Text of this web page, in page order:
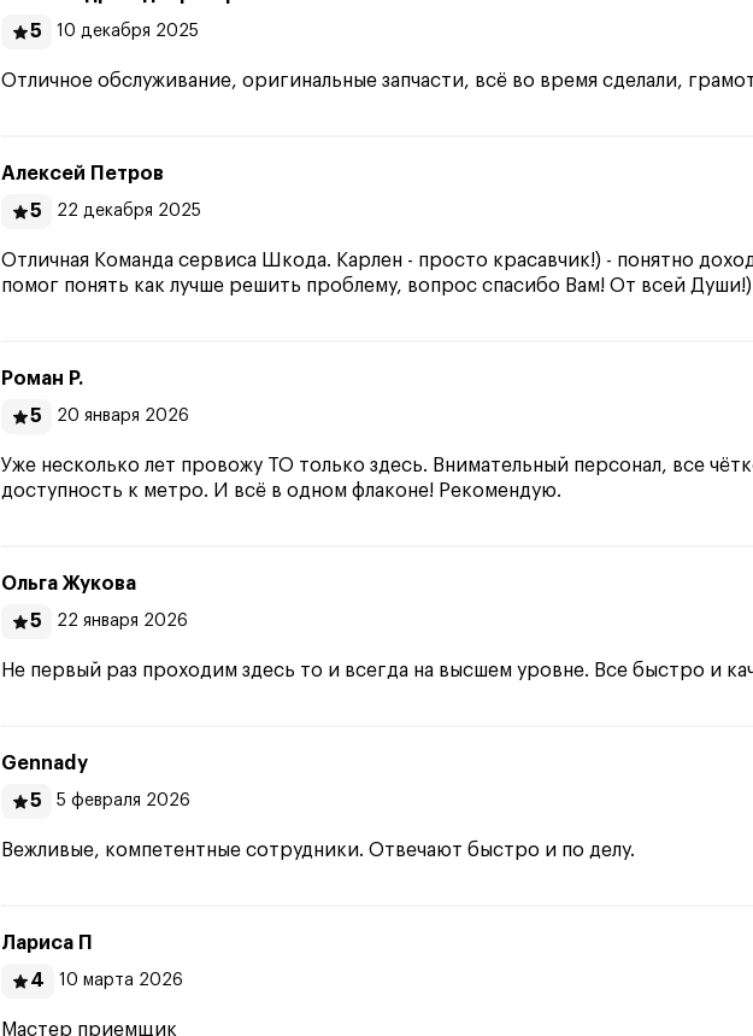
5
10 декабря 2025
Отличное обслуживание, оригинальные запчасти, всё во время сделали,
Алексей Петров
5
22 декабря 2025
Отличная Команда сервиса Шкода. Карлен - просто красавчик!) - понятно
помог понять как лучше решить проблему, вопрос спасибо Вам! От всей
Роман Р.
5
20 января 2026
Уже несколько лет провожу ТО только здесь. Внимательный персонал, все
доступность к метро. И всё в одном флаконе! Рекомендую.
Ольга Жукова
5
22 января 2026
Не первый раз проходим здесь то и всегда на высшем уровне. Все быстро и
Gennady
5
5 февраля 2026
Вежливые, компетентные сотрудники. Отвечают быстро и по делу.
Лариса П
4
10 марта 2026
Мастер приемщик